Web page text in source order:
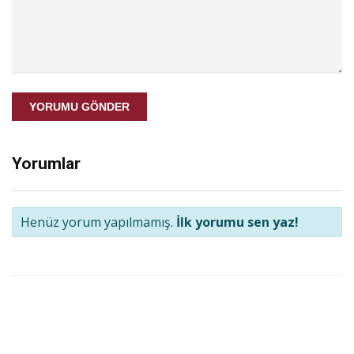
YORUMU GÖNDER
Yorumlar
Henüz yorum yapılmamış. İlk yorumu sen yaz!